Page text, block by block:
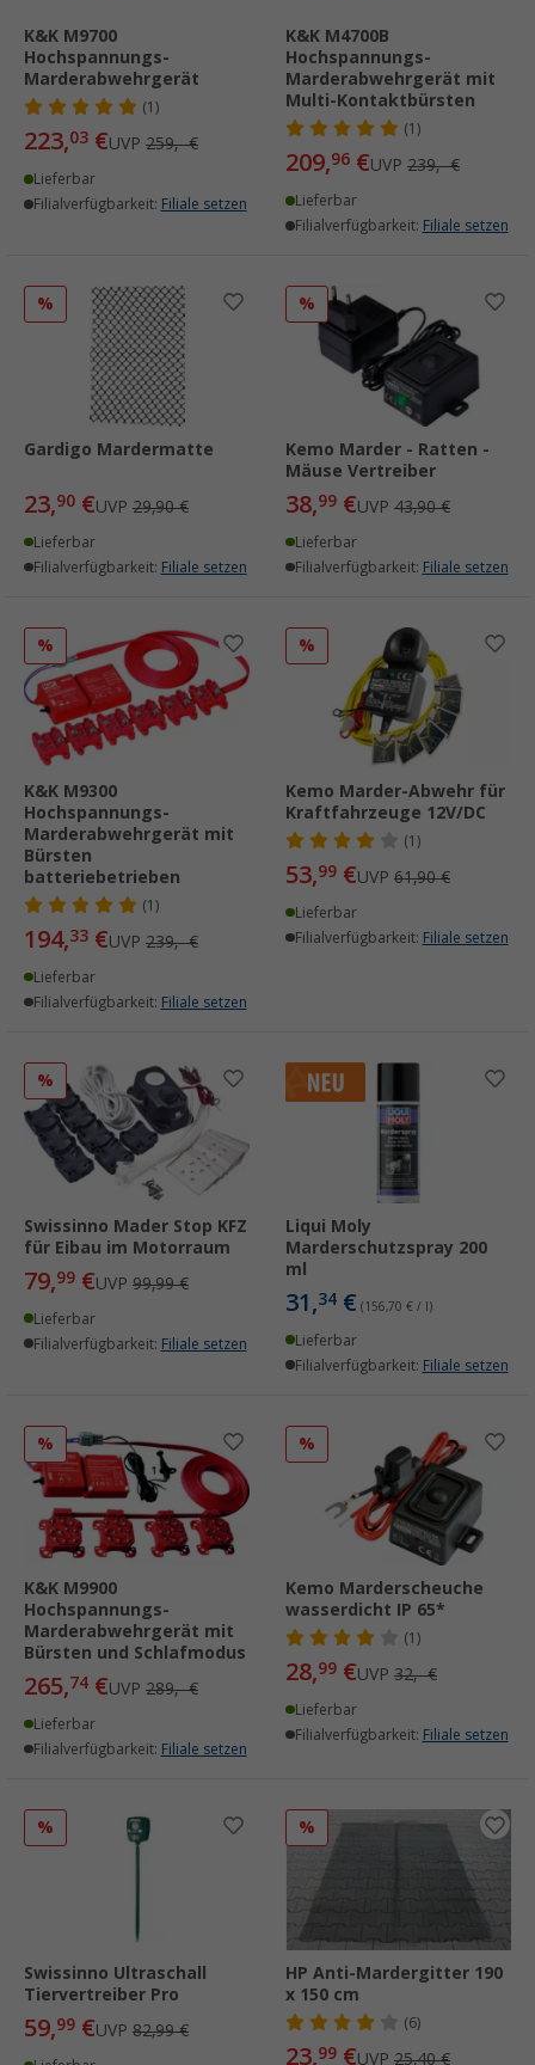
K&K M9700
Hochspannungs-
Marderabwehrgerät
(1)
223,03 €UVP 259,- €
Lieferbar
Filialverfügbarkeit: Filiale setzen
K&K M4700B
Hochspannungs-
Marderabwehrgerät mit
Multi-Kontaktbürsten
(1)
209,96 €UVP 239,- €
Lieferbar
Filialverfügbarkeit: Filiale setzen
%
Gardigo Mardermatte
23,90 €UVP 29,90 €
Lieferbar
Filialverfügbarkeit: Filiale setzen
%
Kemo Marder - Ratten -
Mäuse Vertreiber
38,99 €UVP 43,90 €
Lieferbar
Filialverfügbarkeit: Filiale setzen
%
K&K M9300
Hochspannungs-
Marderabwehrgerät mit
Bürsten
batteriebetrieben
(1)
194,33 €UVP 239,- €
Lieferbar
Filialverfügbarkeit: Filiale setzen
%
Kemo Marder-Abwehr für
Kraftfahrzeuge 12V/DC
(1)
53,99 €UVP 61,90 €
Lieferbar
Filialverfügbarkeit: Filiale setzen
%
Swissinno Mader Stop KFZ
für Eibau im Motorraum
79,99 €UVP 99,99 €
Lieferbar
Filialverfügbarkeit: Filiale setzen
Liqui Moly
Marderschutzspray 200
ml
31,34 € (156,70 € / l)
Lieferbar
Filialverfügbarkeit: Filiale setzen
%
K&K M9900
Hochspannungs-
Marderabwehrgerät mit
Bürsten und Schlafmodus
265,74 €UVP 289,- €
Lieferbar
Filialverfügbarkeit: Filiale setzen
%
Kemo Marderscheuche
wasserdicht IP 65*
(1)
28,99 €UVP 32,- €
Lieferbar
Filialverfügbarkeit: Filiale setzen
%
Swissinno Ultraschall
Tiervertreiber Pro
59,99 €UVP 82,99 €
%
HP Anti-Mardergitter 190
x 150 cm
(6)
23,99 €UVP 25,40 €